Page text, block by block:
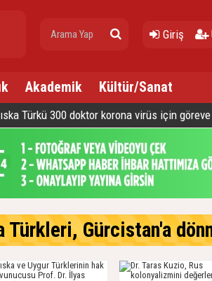
Giriş
Akademik Kültür/Sanat
Türkü 300 doktor korona virüs için göreve hazır
Gürcistan'a dönmek